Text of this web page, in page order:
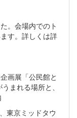
。会場内でのト
す。詳しくは詳
画展「公民館と
まれる場所と、
東京ミッドタウ